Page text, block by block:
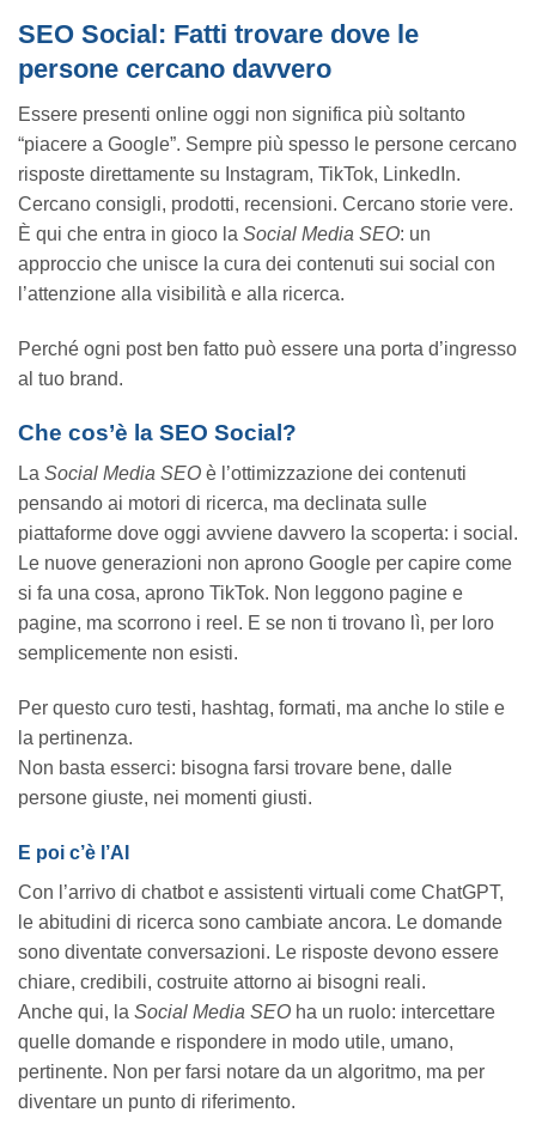
SEO Social: Fatti trovare dove le
persone cercano davvero
Essere presenti online oggi non significa più soltanto
“piacere a Google”. Sempre più spesso le persone cercano
risposte direttamente su Instagram, TikTok, LinkedIn.
Cercano consigli, prodotti, recensioni. Cercano storie vere.
È qui che entra in gioco la Social Media SEO: un
approccio che unisce la cura dei contenuti sui social con
l’attenzione alla visibilità e alla ricerca.
Perché ogni post ben fatto può essere una porta d’ingresso
al tuo brand.
Che cos’è la SEO Social?
La Social Media SEO è l’ottimizzazione dei contenuti
pensando ai motori di ricerca, ma declinata sulle
piattaforme dove oggi avviene davvero la scoperta: i social.
Le nuove generazioni non aprono Google per capire come
si fa una cosa, aprono TikTok. Non leggono pagine e
pagine, ma scorrono i reel. E se non ti trovano lì, per loro
semplicemente non esisti.
Per questo curo testi, hashtag, formati, ma anche lo stile e
la pertinenza.
Non basta esserci: bisogna farsi trovare bene, dalle
persone giuste, nei momenti giusti.
E poi c’è l’AI
Con l’arrivo di chatbot e assistenti virtuali come ChatGPT,
le abitudini di ricerca sono cambiate ancora. Le domande
sono diventate conversazioni. Le risposte devono essere
chiare, credibili, costruite attorno ai bisogni reali.
Anche qui, la Social Media SEO ha un ruolo: intercettare
quelle domande e rispondere in modo utile, umano,
pertinente. Non per farsi notare da un algoritmo, ma per
diventare un punto di riferimento.